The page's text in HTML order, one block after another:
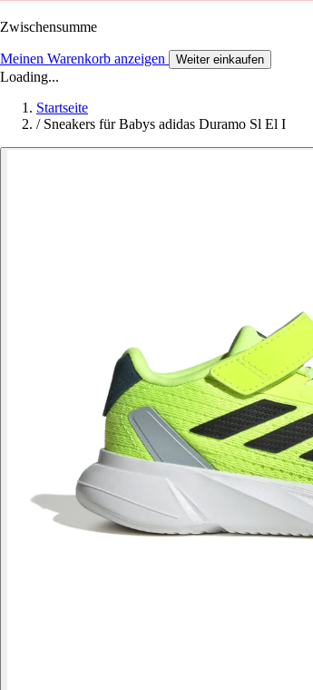
Zwischensumme
Meinen Warenkorb anzeigen Weiter einkaufen
Loading...
Startseite
/ Sneakers für Babys adidas Duramo Sl El I